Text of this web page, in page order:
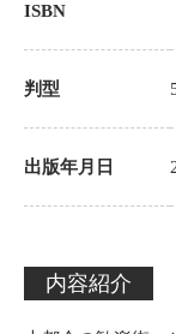
ISBN
判型
出版年月日
内容紹介